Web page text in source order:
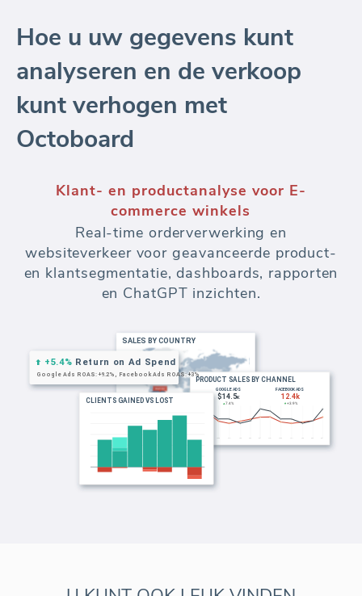
Hoe u uw gegevens kunt
analyseren en de verkoop
kunt verhogen met
Octoboard
Klantsegmentatie voor E-commerce
merken
Segmenteer uw klanten voor geavanceerde
E-commerce analyse en rapportage. Bouw
klantsegmenten op basis van omzet,
bestellingen, locatie en websitebezoeken.